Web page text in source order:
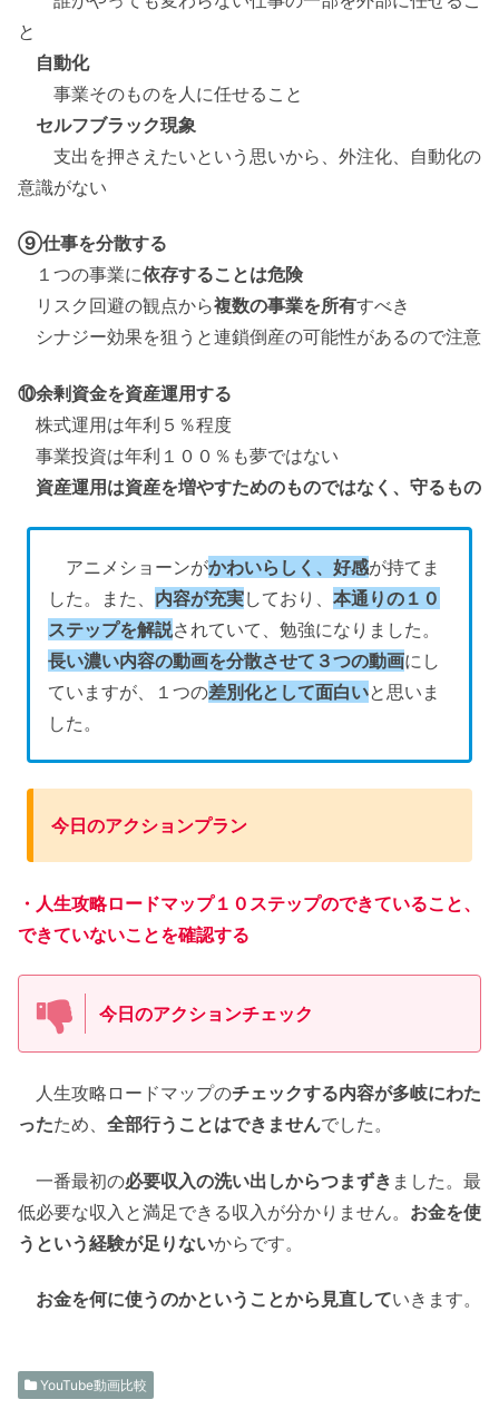
と
自動化
事業そのものを人に任せること
セルフブラック現象
支出を押さえたいという思いから、外注化、自動化の
意識がない
⑨仕事を分散する
１つの事業に依存することは危険
リスク回避の観点から複数の事業を所有すべき
シナジー効果を狙うと連鎖倒産の可能性があるので注意
⑩余剰資金を資産運用する
株式運用は年利５％程度
事業投資は年利１００％も夢ではない
資産運用は資産を増やすためのものではなく、守るもの
アニメショーンがかわいらしく、好感が持てま
した。また、 内容が充実しており、本通りの１０
ステップを解説されていて、勉強になりました。
長い濃い内容の動画を分散させて３つの動画にし
ていますが、１つの差別化として面白いと思いま
した。
今日のアクションプラン
・人生攻略ロードマップ１０ステップのできていること、
できていないことを確認する
今日のアクションチェック
人生攻略ロードマップのチェックする内容が多岐にわた
ったため、 全部行うことはできませんでした。
一番最初の必要収入の洗い出しからつまずき ました。最
低必要な収入と満足できる収入が分かりません。 お金を使
うという経験が足りないからです。
お金を何に使うのかということから見直していきます。
YouTube動画比較